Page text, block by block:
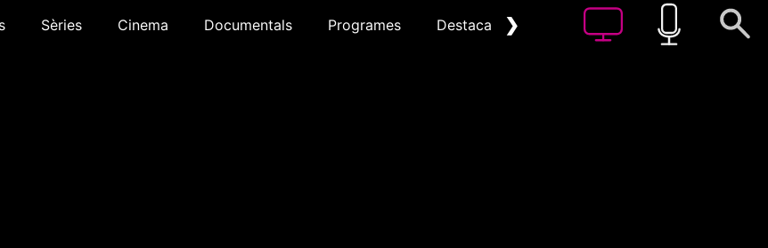
Sèries Cinema Documentals Programes Destacat ❯